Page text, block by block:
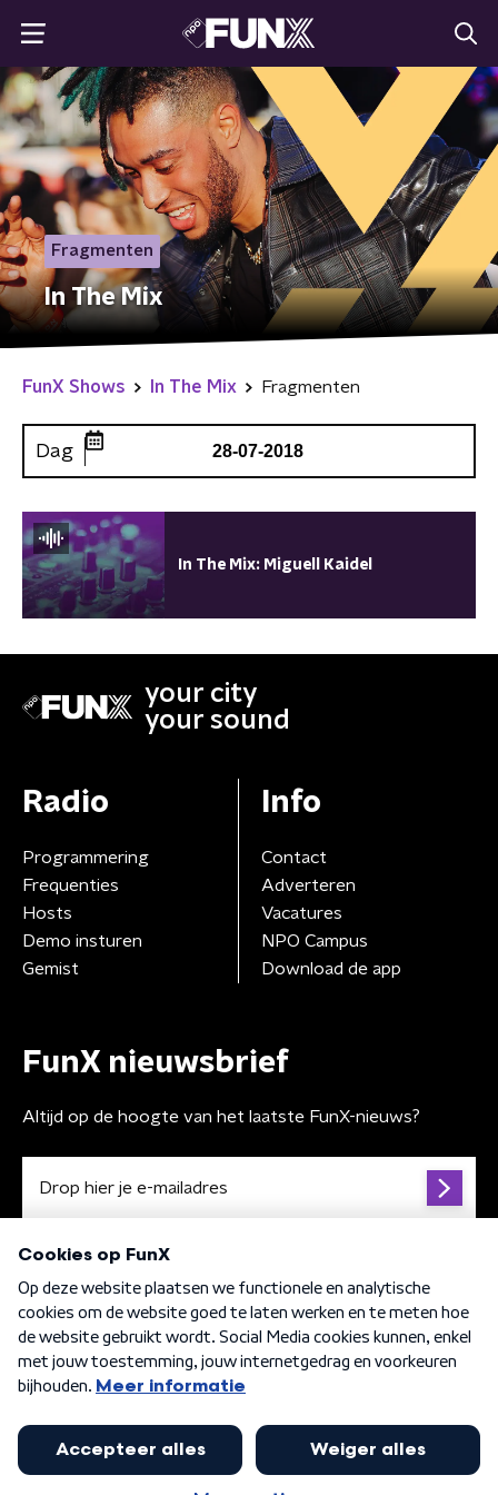
Fragmenten
In The Mix
FunX Shows In The Mix Fragmenten
Dag 28-07-2018
In The Mix: Miguell Kaidel
your city
your sound
Radio
Programmering
Frequenties
Hosts
Demo insturen
Gemist
Info
Contact
Adverteren
Vacatures
NPO Campus
Download de app
FunX nieuwsbrief
Altijd op de hoogte van het laatste FunX-nieuws?
Algemene voorwaarden Privacybeleid